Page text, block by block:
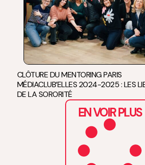
CLÔTURE DU MENTORING PARIS
MÉDIACLUB’ELLES 2024-2025 : LES
DE LA SORORITÉ
EN VOIR PLUS